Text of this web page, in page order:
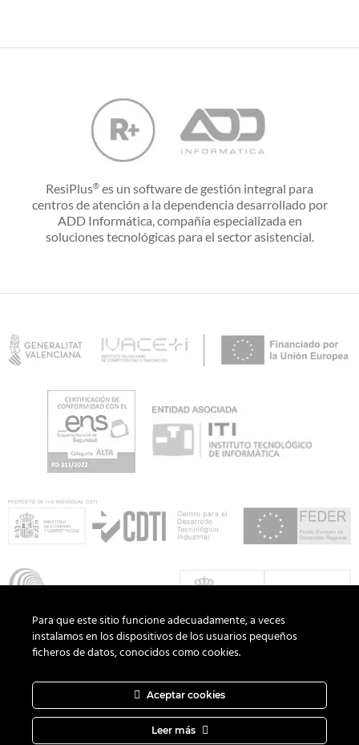
ResiPlus® es un software de gestión integral para
centros de atención a la dependencia desarrollado por
ADD Informática, compañía especializada en
soluciones tecnológicas para el sector asistencial.
ADD Informática· Todos los derechos
reservados.Política de Privacidad|Aviso Legal|Política de Cookies
Canal del Informante|Diseño web
Para que este sitio funcione adecuadamente, a veces
instalamos en los dispositivos de los usuarios pequeños
ficheros de datos, conocidos como cookies.
Aceptar cookies
Leer más